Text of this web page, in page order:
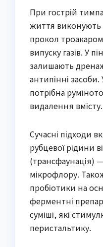
При гострій
життя
прокол
випуску газів. У
залишають
антипінні засоби.
потрібна
видалення вмісту.
Сучасні підходи
рубцевої рідини
(трансфаунація)
мікрофлору.
пробіотики на
ферментні
суміші, які
перистальтику.